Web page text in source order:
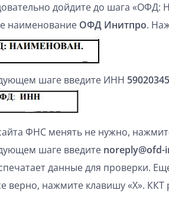
дойдите до шага «ОФД:
наименование ОФД Инитпро.
шаге введите ИНН
ФНС менять не нужно,
шаге введите
данные для проверки.
верно, нажмите клавишу «Х». ККТ